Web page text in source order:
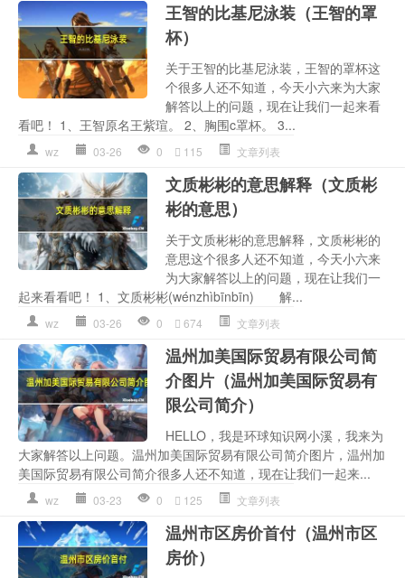
王智的比基尼泳装（王智的罩
杯）
关于王智的比基尼泳装，王智的罩杯这
个很多人还不知道，今天小六来为大家
解答以上的问题，现在让我们一起来看
看吧！ 1、王智原名王紫瑄。 2、胸围c罩杯。 3...
wz 03-26 0 115 文章列表
文质彬彬的意思解释（文质彬
彬的意思）
关于文质彬彬的意思解释，文质彬彬的
意思这个很多人还不知道，今天小六来
为大家解答以上的问题，现在让我们一
起来看看吧！ 1、文质彬彬(wénzhìbīnbīn) 解...
wz 03-26 0 674 文章列表
温州加美国际贸易有限公司简
介图片（温州加美国际贸易有
限公司简介）
HELLO，我是环球知识网小溪，我来为
大家解答以上问题。温州加美国际贸易有限公司简介图片，温州加
美国际贸易有限公司简介很多人还不知道，现在让我们一起来...
wz 03-23 0 125 文章列表
温州市区房价首付（温州市区
房价）